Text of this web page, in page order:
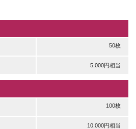
50枚
5,000円相当
100枚
10,000円相当